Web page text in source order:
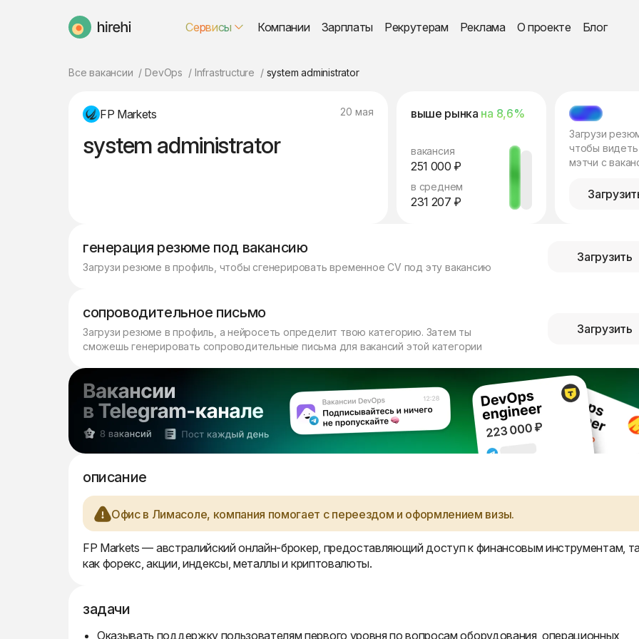
HireHi Сервисы Компании Зарплаты Рекрутерам Реклама О проекте Блог
Все вакансии DevOps Infrastructure system administrator
FP Markets 20 мая
system administrator
выше рынка на 8,6%
вакансия
251 000 ₽
в среднем
231 207 ₽
МЭТЧ
Загрузи
чтобы видеть
мэтчи с
генерация резюме под вакансию
Загрузи резюме в профиль, чтобы сгенерировать временное CV под эту вакансию
Загрузить
сопроводительное письмо
Загрузи резюме в профиль, а нейросеть определит твою категорию. Затем ты
сможешь генерировать сопроводительные письма для вакансий этой категории
Загрузить
описание
Офис в Лимасоле, компания помогает с переездом и оформлением визы.
FP Markets — австралийский онлайн-брокер, предоставляющий доступ к финансовым инструментам,
как форекс, акции, индексы, металлы и криптовалюты.
задачи
Оказывать поддержку пользователям первого уровня по вопросам оборудования, операционных